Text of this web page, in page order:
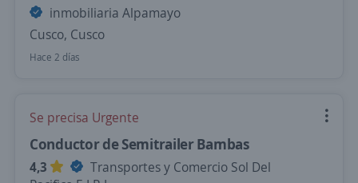
inmobiliaria Alpamayo
Cusco, Cusco
Hace 2 días
Se precisa Urgente
Conductor de Semitrailer Bambas
4,3
Transportes y Comercio Sol Del